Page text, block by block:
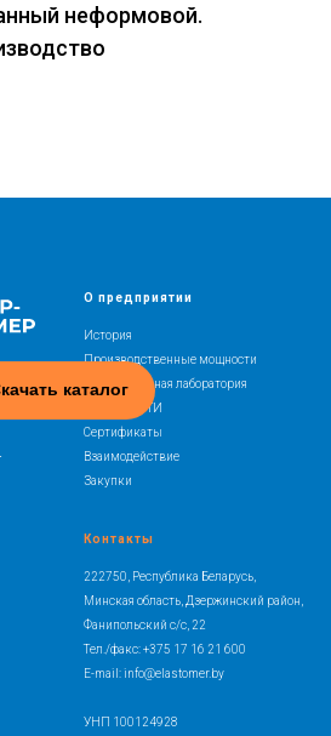
неформовой.
каталог
О предприятии
История
Производственные мощности
Испытательная лаборатория
Освоение РТИ
Сертификаты
Взаимодействие
Закупки
Контакты
222750, Республика Беларусь,
Минская область, Дзержинский район,
Фанипольский с/с, 22
Тел./факс: +375 17 16 21 600
E-mail: info@elastomer.by
УНП 100124928